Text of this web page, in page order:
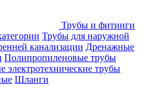
Трубы и фитинги
Трубы для наружной
канализации Дренажные
Полипропиленовые трубы
электротехнические трубы
Шланги